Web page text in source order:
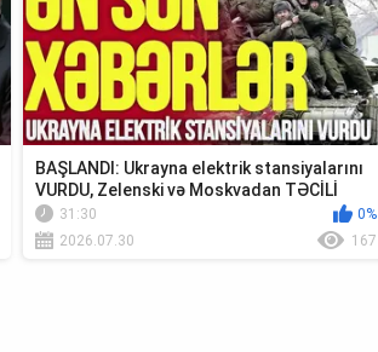
BAŞLANDI: Ukrayna elektrik stansiyalarını
VURDU, Zelenski və Moskvadan TƏCİLİ
Krım...
31:30
0%
2026.07.30
167